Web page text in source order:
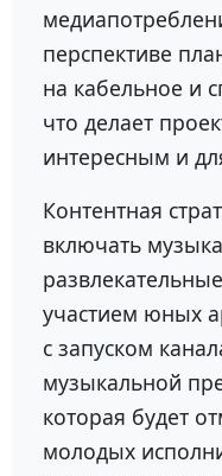
перспективе
на кабельное и
что делает
интересным и
Контентная
включать
участием юных
с запуском
музыкальной
которая будет
молодых